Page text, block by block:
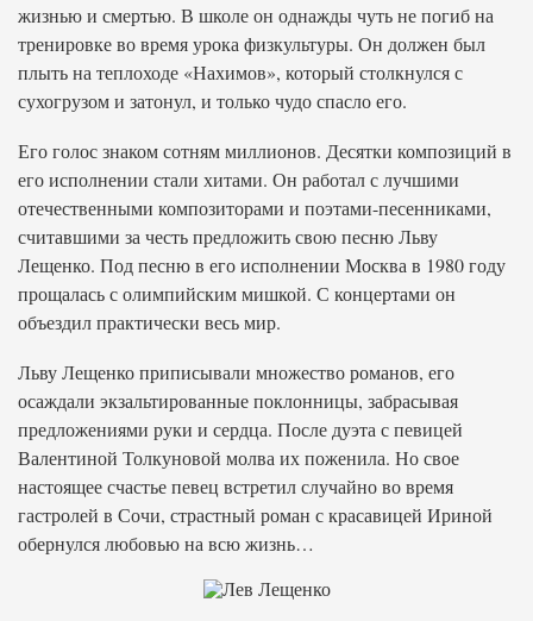
жизнью и смертью. В школе он однажды чуть не погиб на
тренировке во время урока физкультуры. Он должен был
плыть на теплоходе «Нахимов», который столкнулся с
сухогрузом и затонул, и только чудо спасло его.
Его голос знаком сотням миллионов. Десятки композиций в
его исполнении стали хитами. Он работал с лучшими
отечественными композиторами и поэтами-песенниками,
считавшими за честь предложить свою песню Льву
Лещенко. Под песню в его исполнении Москва в 1980 году
прощалась с олимпийским мишкой. С концертами он
объездил практически весь мир.
Льву Лещенко приписывали множество романов, его
осаждали экзальтированные поклонницы, забрасывая
предложениями руки и сердца. После дуэта с певицей
Валентиной Толкуновой молва их поженила. Но свое
настоящее счастье певец встретил случайно во время
гастролей в Сочи, страстный роман с красавицей Ириной
обернулся любовью на всю жизнь…